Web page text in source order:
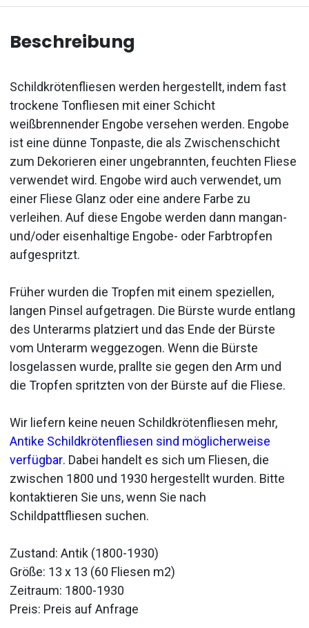
Beschreibung
Schildkrötenfliesen werden hergestellt, indem fast
trockene Tonfliesen mit einer Schicht
weißbrennender Engobe versehen werden. Engobe
ist eine dünne Tonpaste, die als Zwischenschicht
zum Dekorieren einer ungebrannten, feuchten Fliese
verwendet wird. Engobe wird auch verwendet, um
einer Fliese Glanz oder eine andere Farbe zu
verleihen. Auf diese Engobe werden dann mangan-
und/oder eisenhaltige Engobe- oder Farbtropfen
aufgespritzt.
Früher wurden die Tropfen mit einem speziellen,
langen Pinsel aufgetragen. Die Bürste wurde entlang
des Unterarms platziert und das Ende der Bürste
vom Unterarm weggezogen. Wenn die Bürste
losgelassen wurde, prallte sie gegen den Arm und
die Tropfen spritzten von der Bürste auf die Fliese.
Wir liefern keine neuen Schildkrötenfliesen mehr,
Antike Schildkrötenfliesen sind möglicherweise
verfügbar. Dabei handelt es sich um Fliesen, die
zwischen 1800 und 1930 hergestellt wurden. Bitte
kontaktieren Sie uns, wenn Sie nach
Schildpattfliesen suchen.
Zustand: Antik (1800-1930)
Größe: 13 x 13 (60 Fliesen m2)
Zeitraum: 1800-1930
Preis: Preis auf Anfrage